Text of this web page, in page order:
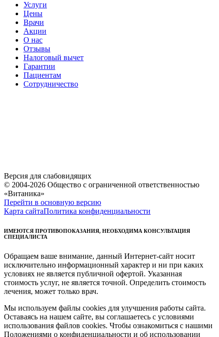
Услуги
Цены
Врачи
Акции
О нас
Отзывы
Налоговый вычет
Гарантии
Пациентам
Сотрудничество
Версия для слабовидящих
© 2004-2026 Общество с ограниченной ответственностью
«Витаника»
Перейти в основную версию
Карта сайтаПолитика конфиденциальности
ИМЕЮТСЯ ПРОТИВОПОКАЗАНИЯ, НЕОБХОДИМА КОНСУЛЬТАЦИЯ
СПЕЦИАЛИСТА
Обращаем ваше внимание, данный Интернет-сайт носит
исключительно информационный характер и ни при каких
условиях не является публичной офертой. Указанная
стоимость услуг, не является точной. Определить стоимость
лечения, может только врач.
Мы используем файлы cookies для улучшения работы сайта.
Оставаясь на нашем сайте, вы соглашаетесь с условиями
использования файлов cookies. Чтобы ознакомиться с нашими
Положениями о конфиденциальности и об использовании